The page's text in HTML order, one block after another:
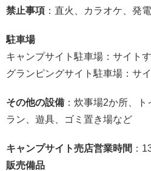
禁止事項 ：直火、カラオケ、発
駐車場
キャンプサイト駐車場：サイト
グランピングサイト駐車場：サ
その他の設備 ：炊事場2か所、
ラン、遊具、ゴミ置き場など
キャンプサイト売店営業時間 ：
販売備品